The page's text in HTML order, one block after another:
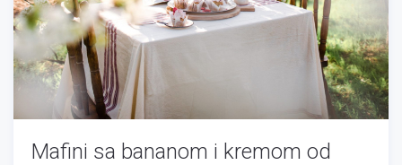
Mafini sa bananom i kremom od